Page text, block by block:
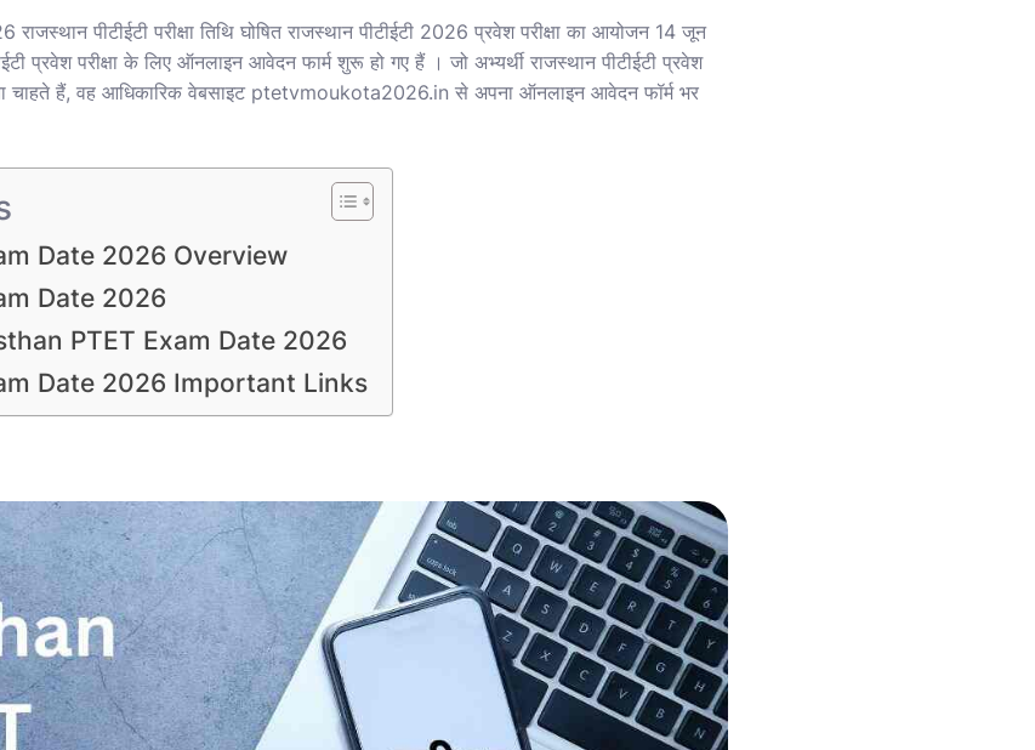
पीटीईटी परीक्षा तिथि घोषित राजस्थान पीटीईटी 2026 प्रवेश परीक्षा का आयोजन 14 जून
प्रवेश परीक्षा के लिए ऑनलाइन आवेदन फार्म शुरू हो गए हैं । जो अभ्यर्थी राजस्थान पीटीईटी प्रवेश
चाहते हैं, वह आधिकारिक वेबसाइट ptetvmoukota2026.in से अपना ऑनलाइन आवेदन फॉर्म भर
Date 2026 Overview
Date 2026
PTET Exam Date 2026
Date 2026 Important Links